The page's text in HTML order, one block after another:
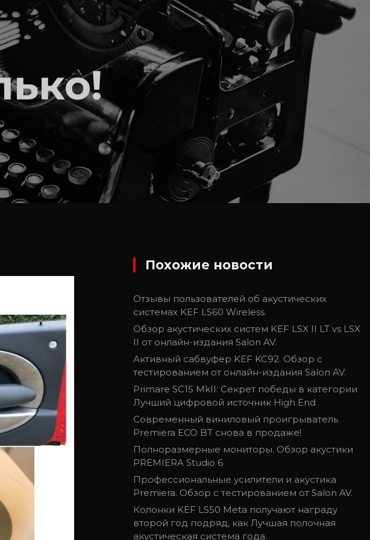
Похожие новости
Отзывы пользователей об акустических
системах KEF LS60 Wireless.
Обзор акустических систем KEF LSX II LT vs LSX
II от онлайн-издания Salon AV.
Активный сабвуфер KEF KC92. Обзор с
тестированием от онлайн-издания Salon AV.
Primare SC15 MkII: Секрет победы в категории
Лучший цифровой источник High End
Современный виниловый проигрыватель
Premiera ECO BT снова в продаже!
Полноразмерные мониторы. Обзор акустики
PREMIERA Studio 6
Профессиональные усилители и акустика
Premiera. Обзор с тестированием от Salon AV.
Колонки KEF LS50 Meta получают награду
второй год подряд, как Лучшая полочная
акустическая система года.